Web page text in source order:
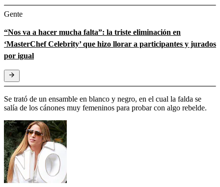
Gente
“Nos va a hacer mucha falta”: la triste eliminación en
‘MasterChef Celebrity’ que hizo llorar a participantes y jurados
por igual
Se trató de un ensamble en blanco y negro, en el cual la falda se
salía de los cánones muy femeninos para probar con algo rebelde.